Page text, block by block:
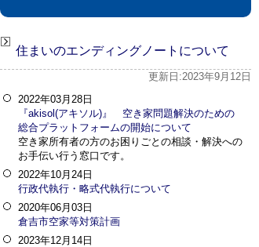
住まいのエンディングノートについて
更新日:2023年9月12日
2022年03月28日
『akisol(アキソル)』 空き家問題解決のための
総合プラットフォームの開始について
空き家所有者の方のお困りごとの相談・解決への
お手伝い行う窓口です。
2022年10月24日
行政代執行・略式代執行について
2020年06月03日
倉吉市空家等対策計画
2023年12月14日